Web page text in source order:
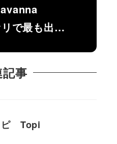
で最も出…
事
ピ Topi